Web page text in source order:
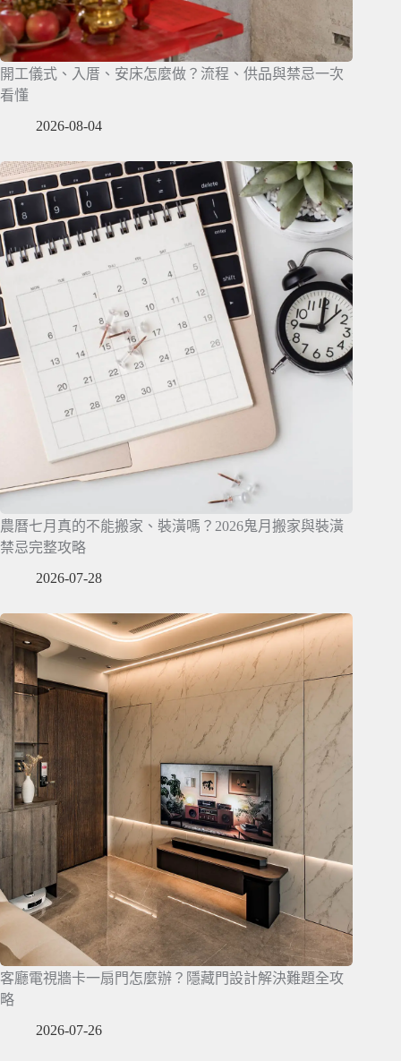
開工儀式、入厝、安床怎麼做？流程、供品與禁忌一次
看懂
2026-08-04
農曆七月真的不能搬家、裝潢嗎？2026鬼月搬家與裝潢
禁忌完整攻略
2026-07-28
客廳電視牆卡一扇門怎麼辦？隱藏門設計解決難題全攻
略
2026-07-26